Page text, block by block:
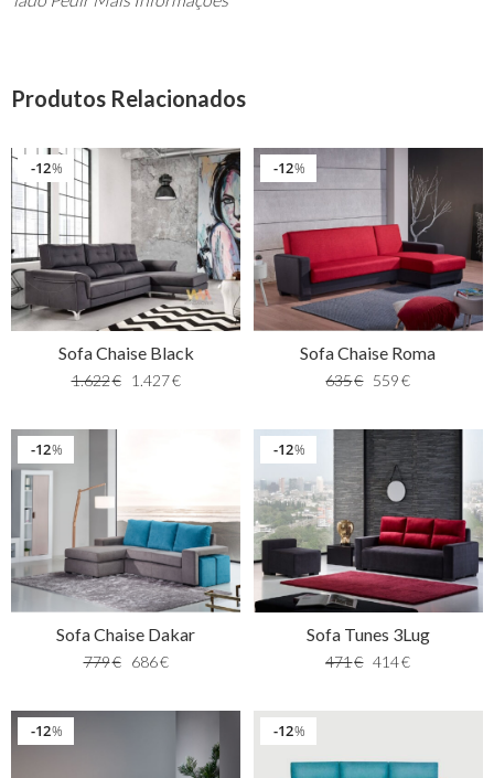
Produtos Relacionados
%
12
Sofa Chaise Black
1.622€ 1.427€
%
12
Sofa Chaise Roma
635€ 559 €
%
12
Sofa Chaise Dakar
779€ 686€
%
12
Sofa Tunes 3Lug
471€ 414€
%
12 %
12